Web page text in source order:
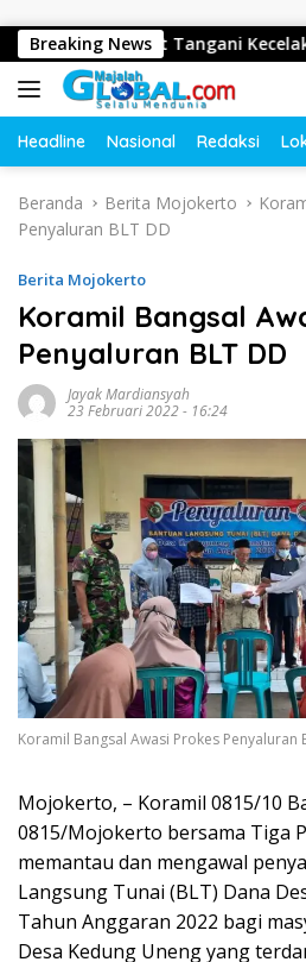
Breaking News
Cepat Tangani Kecelakaan
Headline Nasional Redaksi
Beranda Berita Mojokerto
Penyaluran BLT DD
Berita Mojokerto
Koramil Bangsal
Penyaluran BLT DD
Jayak Mardiansyah
23 Februari 2022 - 16:24
Koramil Bangsal Awasi Prokes Penyaluran
Mojokerto, – Koramil 0815/10
0815/Mojokerto bersama Tiga
memantau dan mengawal
Langsung Tunai (BLT) Dana
Tahun Anggaran 2022 bagi
Desa Kedung Uneng yang